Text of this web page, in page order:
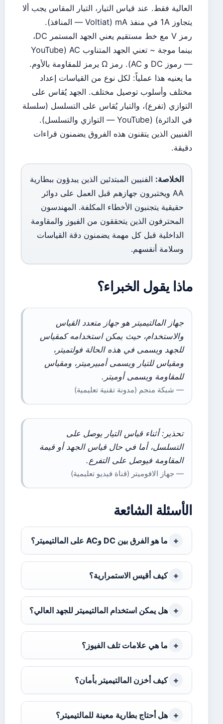
العالية فقط. عند قياس التيار، التيار المقاس يجب ألا
يتجاوز 1A في منفذ mA (Voltiat — المنافذ).
رمز V مع خط مستقيم يعني الجهد المستمر DC،
بينما موجة ~ تعني الجهد المتناوب AC (YouTube
— رموز DC و AC). رمز Ω يرمز للمقاومة بالأوم.
ما يعنيه هذا عملياً: لكل نوع من القياسات إعداد
مختلف وأسلوب توصيل مختلف. الجهد يُقاس على
التوازي (تفرع)، والتيار يُقاس على التسلسل (سلسلة
في الدائرة) (YouTube — التوازي والتسلسل).
الفنيين الذين يتقنون هذه الفروق يضمنون قراءات
دقيقة.
الخلاصة: الفنيين المبتدئين الذين يبدؤون ببطارية
AA ويختبرون جهازهم قبل العمل على دوائر
حقيقية يتجنبون الأخطاء المكلفة. المهندسون
المحترفون الذين يتحققون من الفيوز والمقاومة
الداخلية قبل كل مهمة يضمنون دقة القياسات
وسلامة أنفسهم.
ماذا يقول الخبراء؟
جهاز المالتيميتر هو جهاز متعدد القياس
والاستخدام، حيث يمكن استخدامه كمقياس
للجهد ويسمى في هذه الحالة فولتميتر،
ومقياس للتيار ويسمى أمبيرميتر، ومقياس
للمقاومة ويسمى أوميتر.
— شبكة منجم (مدونة تقنية تعليمية)
تحذير: أثناء قياس التيار يوصل على
التسلسل، أما في حال قياس الجهد أو قيمة
المقاومة فيوصل على التفرع.
— جهاز الافوميتر (قناة فيديو تعليمية)
الأسئلة الشائعة
ما هو الفرق بين DC وAC على المالتيميتر؟
كيف أقيس الاستمرارية؟
هل يمكن استخدام المالتيميتر للجهد العالي؟
ما هي علامات تلف الفيوز؟
كيف أخزن المالتيميتر بأمان؟
هل أحتاج بطارية معينة للمالتيميتر؟